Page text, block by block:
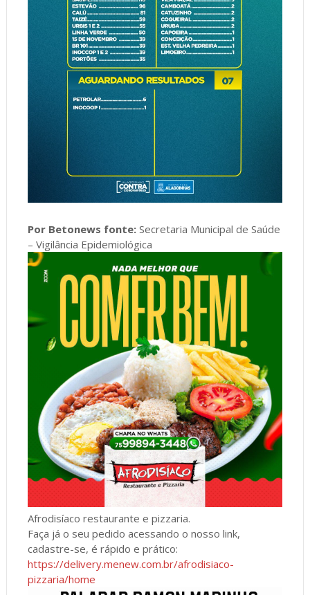
Por Betonews fonte:Secretaria Municipal de Saúde
– Vigilância Epidemiológica
Afrodisíaco restaurante e pizzaria.
Faça já o seu pedido acessando o nosso link,
cadastre-se, é rápido e prático:
https://delivery.menew.com.br/afrodisiaco-
pizzaria/home